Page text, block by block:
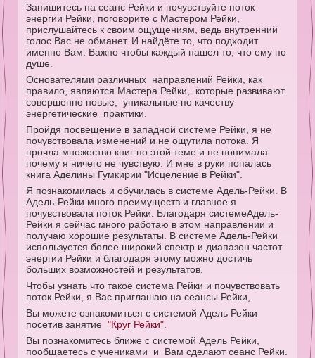
Запишитесь на сеанс Рейки и почувствуйте поток
энергии Рейки, поговорите с Мастером Рейки,
прислушайтесь к своим ощущениям, ведь внутренний
голос Вас не обманет. И найдёте то, что подходит
именно Вам. Важно чтобы каждый нашел то, что ему по
душе.
Основателями различных направлений Рейки, как
правило, являются Мастера Рейки, которые развивают
совершенно новые, уникальные по качеству
энергетические практики.
Пройдя посвещение в западной системе Рейки, я не
почувствовала изменений и не ощутила потока. Я
прочла множество книг по этой теме и не понимала
почему я ничего не чувствую. И мне в руки попалась
книга Аделины Гумкирии "Исцеление в Рейки".
Я познакомилась и обучилась в системе Адель-Рейки. В
Адель-Рейки много преимуществ и главное я
почувствовала поток Рейки. Благодаря системеАдель-
Рейки я сейчас много работаю в этом направлении и
получаю хорошие результаты. В системе Адель-Рейки
используется более широкий спектр и диапазон частот
энергии Рейки и благодаря этому можно достичь
больших возможностей и результатов.
Чтобы узнать что такое система Рейки и почувствовать
поток Рейки, я Вас приглашаю на сеансы Рейки,
Вы можете ознакомиться с системой Адель Рейки
посетив занятие "Круг Рейки".
Вы познакомитесь ближе с системой Адель Рейки,
пообщаетесь с учениками и Вам сделают сеанс Рейки.